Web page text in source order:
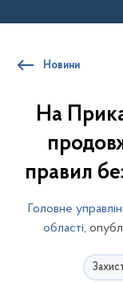
Новини
На
правил
Головне
області,